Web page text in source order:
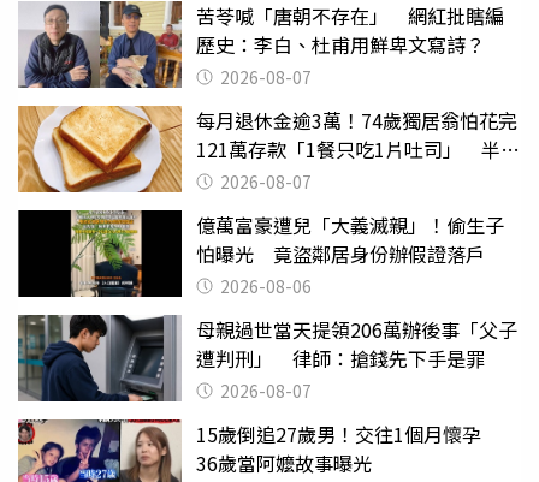
苦苓喊「唐朝不存在」 網紅批瞎編
歷史：李白、杜甫用鮮卑文寫詩？
2026-08-07
每月退休金逾3萬！74歲獨居翁怕花完
121萬存款「1餐只吃1片吐司」 半年
後暴瘦嚇壞女兒
2026-08-07
億萬富豪遭兒「大義滅親」！偷生子
怕曝光 竟盜鄰居身份辦假證落戶
2026-08-06
母親過世當天提領206萬辦後事「父子
遭判刑」 律師：搶錢先下手是罪
2026-08-07
15歲倒追27歲男！交往1個月懷孕
36歲當阿嬤故事曝光